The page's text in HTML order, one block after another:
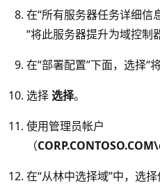
在“所有服务器任务详细信
“将此服务器提升为域控制器
在“部署配置”下面，选择“
选择选择。
使用管理员帐户
（
在“从林中选择域”中，选择